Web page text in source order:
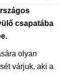
csapatába
olyan
várjuk, aki a